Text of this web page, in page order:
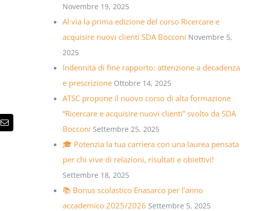
Novembre 19, 2025
Al via la prima edizione del corso Ricercare e
acquisire nuovi clienti SDA Bocconi Novembre 5,
2025
Indennità di fine rapporto: attenzione a decadenza
e prescrizione Ottobre 14, 2025
ATSC propone il nuovo corso di alta formazione
“Ricercare e acquisire nuovi clienti” svolto da SDA
Bocconi Settembre 25, 2025
🎓 Potenzia la tua carriera con una laurea pensata
per chi vive di relazioni, risultati e obiettivi!
Settembre 18, 2025
📚 Bonus scolastico Enasarco per l’anno
accademico 2025/2026 Settembre 5, 2025